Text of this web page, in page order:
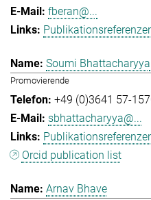
fberan@...
Soumi Bhattacharyya
Promovierende
+49 (0)3641 57-
sbhattacharyya@...
Orcid publication list
Arnav Bhave